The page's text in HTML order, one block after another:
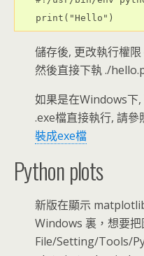
print("Hello")
儲存後, 更改執行權
然後直接下執 ./
如果是在Windows下
.exe檔直接執行, 請
裝成exe檔
Python plots
新版在顯示
Windows 裏，想要
File/Setting/Tools/